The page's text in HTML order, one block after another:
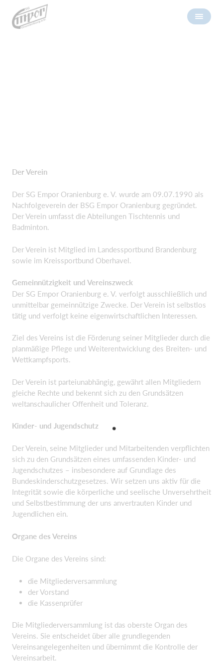
Der Verein
Der SG Empor Oranienburg e. V. wurde am 09.07.1990 als
Nachfolgeverein der BSG Empor Oranienburg gegründet.
Der Verein umfasst die Abteilungen Tischtennis und
Badminton.
Der Verein ist Mitglied im Landessportbund Brandenburg
sowie im Kreissportbund Oberhavel.
Gemeinnützigkeit und Vereinszweck
Der SG Empor Oranienburg e. V. verfolgt ausschließlich und
unmittelbar gemeinnützige Zwecke. Der Verein ist selbstlos
tätig und verfolgt keine eigenwirtschaftlichen Interessen.
Ziel des Vereins ist die Förderung seiner Mitglieder durch die
planmäßige Pflege und Weiterentwicklung des Breiten- und
Wettkampfsports.
Der Verein ist parteiunabhängig, gewährt allen Mitgliedern
gleiche Rechte und bekennt sich zu den Grundsätzen
weltanschaulicher Offenheit und Toleranz.
Kinder- und Jugendschutz
Der Verein, seine Mitglieder und Mitarbeitenden verpflichten
sich zu den Grundsätzen eines umfassenden Kinder- und
Jugendschutzes – insbesondere auf Grundlage des
Bundeskinderschutzgesetzes. Wir setzen uns aktiv für die
Integrität sowie die körperliche und seelische Unversehrtheit
und Selbstbestimmung der uns anvertrauten Kinder und
Jugendlichen ein.
Organe des Vereins
Die Organe des Vereins sind:
die Mitgliederversammlung
der Vorstand
die Kassenprüfer
Die Mitgliederversammlung ist das oberste Organ des
Vereins. Sie entscheidet über alle grundlegenden
Vereinsangelegenheiten und übernimmt die Kontrolle der
Vereinsarbeit.